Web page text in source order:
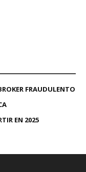
FRAUDULENTO
EN 2025